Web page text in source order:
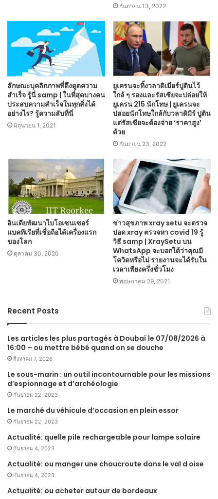
กันยายน 13, 2022
ลักษณะบุคลิกภาพที่ดึงดูดความ
สำเร็จ รู้นี่ samp | ในที่สุดบางคน
ประสบความสำเร็จในทุกสิ่งได้
อย่างไร? รู้ความลับที่นี่
มิถุนายน 1, 2021
ยูเครนจะทิ้งวลาดิเมียร์ปูตินไว้
ใกล้ ๆ รองและรัสเซียจะปล่อยให้
ยูเครน 215 นักโทษ | ยูเครนจะ
ปล่อยนักโทษใกล้กับวลาดิมีร์ ปูติน
แต่รัสเซียจะต้องจ่าย ‘ราคาสูง’
ด้วย
กันยายน 23, 2022
อินเดียพัฒนาไบโอเซนเซอร์
แบคทีเรียที่เชื่อถือได้เครื่องแรก
ของโลก
ตุลาคม 30, 2020
ข่าวสุขภาพ xray setu จะตรวจ
ปอด xray ตรวจหา covid 19 รู้
วิธี samp | XraySetu บน
WhatsApp จะบอกได้ว่าคุณมี
โควิดหรือไม่ รายงานจะได้รับใน
เวลาเพียงครึ่งชั่วโมง
พฤษภาคม 29, 2021
Recent Posts
Les articles les plus partagés à Doubaï le 07/08/2026 à
16:00 – ou mettre bébé quand on se douche
สิงหาคม 7, 2026
Le sous-marin : un outil incontournable pour les missions
d’espionnage et d’archéologie
กันยายน 22, 2023
Le marché du véhicule d’occasion en plein essor
กันยายน 22, 2023
Actualité: quelle pile rechargeable pour lampe solaire
กันยายน 4, 2023
Actualité: ou manger une choucroute dans le val d oise
กันยายน 4, 2023
Actualité: ou acheter autour de bordeaux